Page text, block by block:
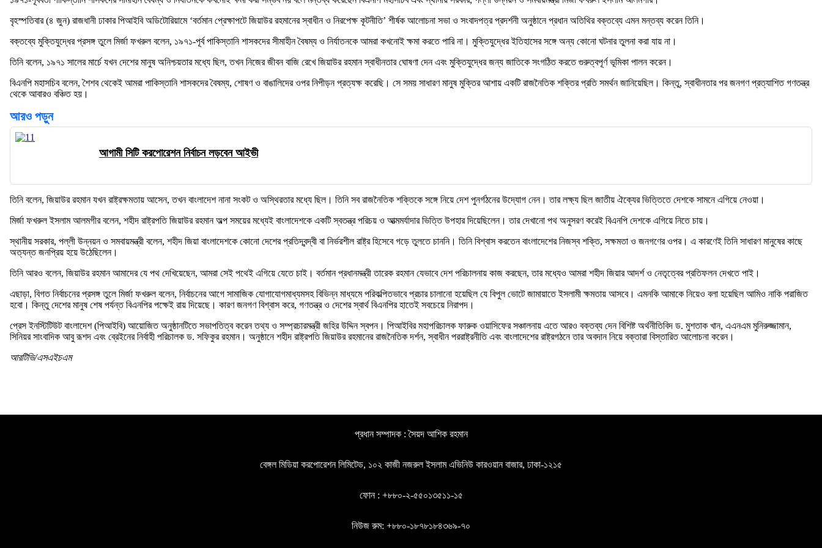
বৃহস্পতিবার (৪ জুন) রাজধানী ঢাকার পিআইবি অডিটোরিয়ামে ‘বর্তমান প্রেক্ষাপটে জিয়াউর রহমানের স্বাধীন ও নিরপেক্ষ কূটনীতি’ শীর্ষক আলোচনা সভা ও সংবাদপত্র প্রদর্শনী অনুষ্ঠানে প্রধান অতিথির বক্তব্যে এমন মন্তব্য করেন তিনি।
বক্তব্যে মুক্তিযুদ্ধের প্রসঙ্গ তুলে মির্জা ফখরুল বলেন, ১৯৭১-পূর্ব পাকিস্তানি শাসকদের সীমাহীন বৈষম্য ও নির্যাতনকে আমরা কখনোই ক্ষমা করতে পারি না। মুক্তিযুদ্ধের ইতিহাসের সঙ্গে অন্য কোনো ঘটনার তুলনা করা যায় না।
তিনি বলেন, ১৯৭১ সালের মার্চে যখন দেশের মানুষ অনিশ্চয়তার মধ্যে ছিল, তখন নিজের জীবন বাজি রেখে জিয়াউর রহমান স্বাধীনতার ঘোষণা দেন এবং মুক্তিযুদ্ধের জন্য জাতিকে সংগঠিত করতে গুরুত্বপূর্ণ ভূমিকা পালন করেন।
বিএনপি মহাসচিব বলেন, শৈশব থেকেই আমরা পাকিস্তানি শাসকদের বৈষম্য, শোষণ ও বাঙালিদের ওপর নিপীড়ন প্রত্যক্ষ করেছি। সে সময় সাধারণ মানুষ মুক্তির আশায় একটি রাজনৈতিক শক্তির প্রতি সমর্থন জানিয়েছিল। কিন্তু, স্বাধীনতার পর জনগণ প্রত্যাশিত গণতন্ত্র
থেকে আবারও বঞ্চিত হয়।
আরও পড়ুন
আগামী সিটি করপোরেশন নির্বাচন লড়বেন আইভী
তিনি বলেন, জিয়াউর রহমান যখন রাষ্ট্রক্ষমতায় আসেন, তখন বাংলাদেশ নানা সংকট ও অস্থিরতার মধ্যে ছিল। তিনি সব রাজনৈতিক শক্তিকে সঙ্গে নিয়ে দেশ পুনর্গঠনের উদ্যোগ নেন। তার লক্ষ্য ছিল জাতীয় ঐক্যের ভিত্তিতে দেশকে সামনে এগিয়ে নেওয়া।
মির্জা ফখরুল ইসলাম আলমগীর বলেন, শহীদ রাষ্ট্রপতি জিয়াউর রহমান অল্প সময়ের মধ্যেই বাংলাদেশকে একটি স্বতন্ত্র পরিচয় ও আত্মমর্যাদার ভিত্তি উপহার দিয়েছিলেন। তার দেখানো পথ অনুসরণ করেই বিএনপি দেশকে এগিয়ে নিতে চায়।
স্থানীয় সরকার, পল্লী উন্নয়ন ও সমবায়মন্ত্রী বলেন, শহীদ জিয়া বাংলাদেশকে কোনো দেশের প্রতিদ্বন্দ্বী বা নির্ভরশীল রাষ্ট্র হিসেবে গড়ে তুলতে চাননি। তিনি বিশ্বাস করতেন বাংলাদেশের নিজস্ব শক্তি, সক্ষমতা ও জনগণের ওপর। এ কারণেই তিনি সাধারণ মানুষের কাছে
অত্যন্ত জনপ্রিয় হয়ে উঠেছিলেন।
তিনি আরও বলেন, জিয়াউর রহমান আমাদের যে পথ দেখিয়েছেন, আমরা সেই পথেই এগিয়ে যেতে চাই। বর্তমান প্রধানমন্ত্রী তারেক রহমান যেভাবে দেশ পরিচালনায় কাজ করছেন, তার মধ্যেও আমরা শহীদ জিয়ার আদর্শ ও নেতৃত্বের প্রতিফলন দেখতে পাই।
এছাড়া, বিগত নির্বাচনের প্রসঙ্গ তুলে মির্জা ফখরুল বলেন, নির্বাচনের আগে সামাজিক যোগাযোগমাধ্যমসহ বিভিন্ন মাধ্যমে পরিকল্পিতভাবে প্রচার চালানো হয়েছিল যে বিপুল ভোটে জামায়াতে ইসলামী ক্ষমতায় আসবে। এমনকি আমাকে নিয়েও বলা হয়েছিল আমিও নাকি পরাজিত
হবো। কিন্তু দেশের মানুষ শেষ পর্যন্ত বিএনপির পক্ষেই রায় দিয়েছে। কারণ জনগণ বিশ্বাস করে, গণতন্ত্র ও দেশের স্বার্থ বিএনপির হাতেই সবচেয়ে নিরাপদ।
প্রেস ইনস্টিটিউট বাংলাদেশ (পিআইবি) আয়োজিত অনুষ্ঠানটিতে সভাপতিত্ব করেন তথ্য ও সম্প্রচারমন্ত্রী জহির উদ্দিন স্বপন। পিআইবির মহাপরিচালক ফারুক ওয়াসিফের সঞ্চালনায় এতে আরও বক্তব্য দেন বিশিষ্ট অর্থনীতিবিদ ড. মুশতাক খান, এএনএম মুনিরুজ্জামান,
সিনিয়র সাংবাদিক আবু রূশদ এবং ব্রেইনের নির্বাহী পরিচালক ড. সফিকুর রহমান। অনুষ্ঠানে শহীদ রাষ্ট্রপতি জিয়াউর রহমানের রাজনৈতিক দর্শন, স্বাধীন পররাষ্ট্রনীতি এবং বাংলাদেশের রাষ্ট্রগঠনে তার অবদান নিয়ে বক্তারা বিস্তারিত আলোচনা করেন।
আরটিভি/এসএইচএম
প্রধান সম্পাদক : সৈয়দ আশিক রহমান
বেঙ্গল মিডিয়া করপোরেশন লিমিটেড, ১০২ কাজী নজরুল ইসলাম এভিনিউ কারওয়ান বাজার, ঢাকা-১২১৫
ফোন : +৮৮০-২-৫৫০১৩৫১১-১৫
নিউজ রুম: +৮৮০-১৮৭৮১৮৪৩৬৯-৭০